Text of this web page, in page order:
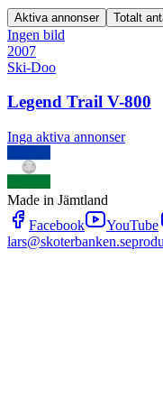
Aktiva annonser Totalt
Ingen bild
2007
Ski-Doo
Legend Trail V-800
Inga aktiva annonser
Made in Jämtland
Facebook
YouTube
lars@skoterbanken.se